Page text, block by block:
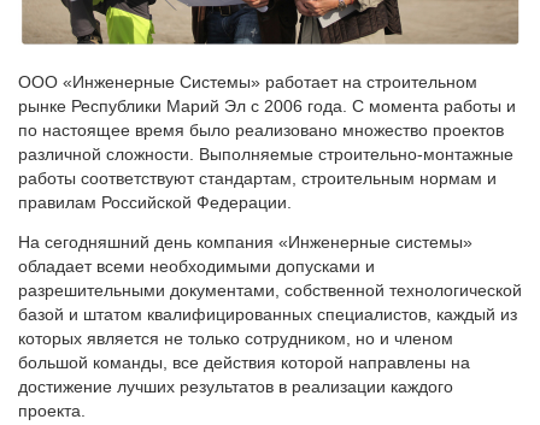
ООО «Инженерные Системы» работает на строительном
рынке Республики Марий Эл с 2006 года. С момента работы и
по настоящее время было реализовано множество проектов
различной сложности. Выполняемые строительно-монтажные
работы соответствуют стандартам, строительным нормам и
правилам Российской Федерации.
На сегодняшний день компания «Инженерные системы»
обладает всеми необходимыми допусками и
разрешительными документами, собственной технологической
базой и штатом квалифицированных специалистов, каждый из
которых является не только сотрудником, но и членом
большой команды, все действия которой направлены на
достижение лучших результатов в реализации каждого
проекта.